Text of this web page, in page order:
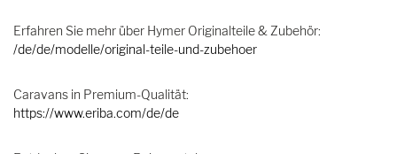
Erfahren Sie mehr über Hymer Originalteile & Zubehör:
/de/de/modelle/original-teile-und-zubehoer
Caravans in Premium-Qualität:
https://www.eriba.com/de/de